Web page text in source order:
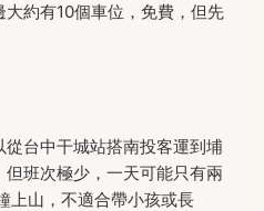
約有10個車位，免費，但先
台中干城站搭南投客運到埔
班次極少，一天可能只有兩
上山，不適合帶小孩或長